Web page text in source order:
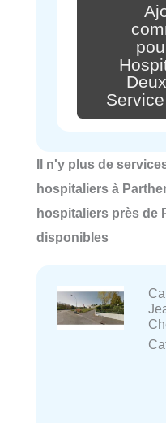
Il n'y plus de
hospitaliers à
hospitaliers près de
disponibles